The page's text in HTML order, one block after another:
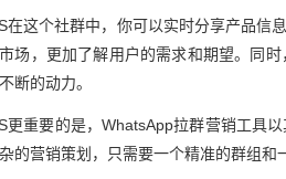
在这个社群中，你可以实时分享产品信
场，更加了解用户的需求和期望。同
断的动力。
更重要的是，WhatsApp拉群营销工具
的营销策划，只需要一个精准的群组和